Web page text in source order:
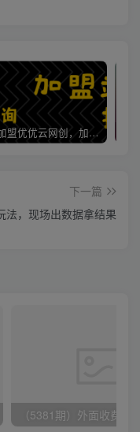
加盟优优云网创，加盟搭建同款知识付费资源网站，实现长期稳定被动收入~
下一篇
法，现场出数据拿结果